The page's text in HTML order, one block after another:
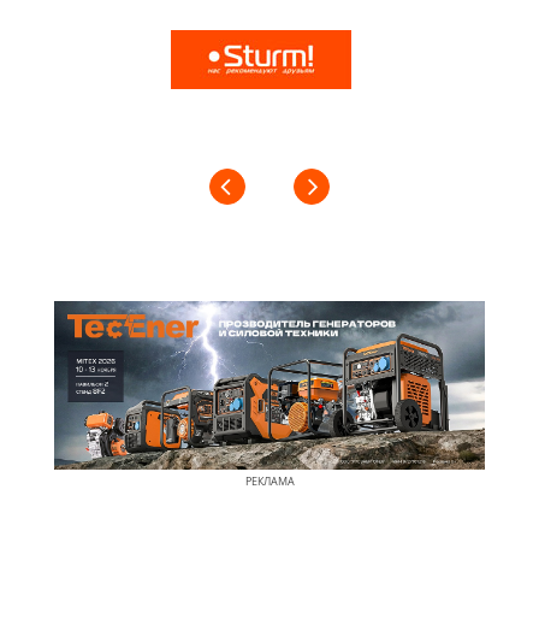
РЕКЛАМА